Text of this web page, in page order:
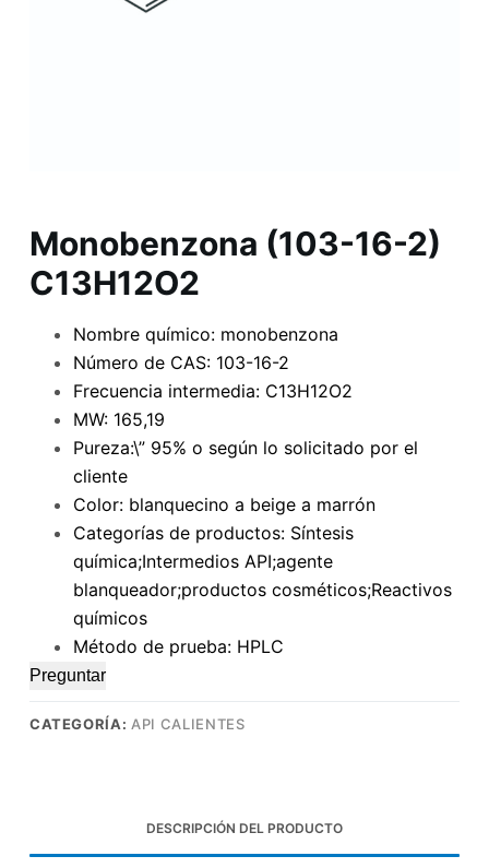
Monobenzona (103-16-2)
C13H12O2
Nombre químico: monobenzona
Número de CAS: 103-16-2
Frecuencia intermedia: C13H12O2
MW: 165,19
Pureza:\” 95% o según lo solicitado por el
cliente
Color: blanquecino a beige a marrón
Categorías de productos: Síntesis
química;Intermedios API;agente
blanqueador;productos cosméticos;Reactivos
químicos
Método de prueba: HPLC
Preguntar
CATEGORÍA: API CALIENTES
DESCRIPCIÓN DEL PRODUCTO